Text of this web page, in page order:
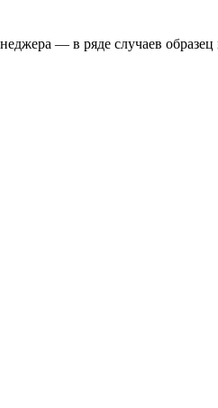
— в ряде случаев